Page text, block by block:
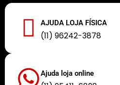
AJUDA LOJA FÍSICA
(11) 96242-3878
Ajuda loja online